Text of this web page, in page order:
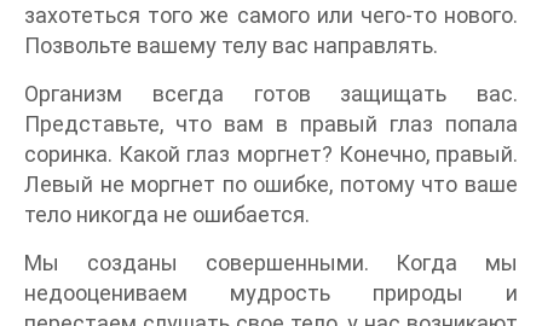
захотеться того же самого или чего-то нового.
Позвольте вашему телу вас направлять.
Организм всегда готов защищать вас.
Представьте, что вам в правый глаз попала
соринка. Какой глаз моргнет? Конечно, правый.
Левый не моргнет по ошибке, потому что ваше
тело никогда не ошибается.
Мы созданы совершенными. Когда мы
недооцениваем мудрость природы и